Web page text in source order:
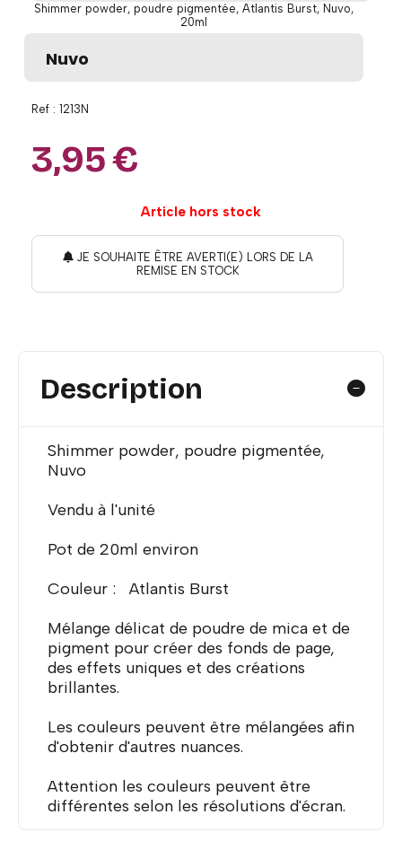
Shimmer powder, poudre pigmentée, Atlantis Burst, Nuvo,
20ml
Nuvo
Ref : 1213N
3,95€
Article hors stock
JE SOUHAITE ÊTRE AVERTI(E) LORS DE LA
REMISE EN STOCK
Description
Shimmer powder, poudre pigmentée,
Nuvo
Vendu à l'unité
Pot de 20ml environ
Couleur : Atlantis Burst
Mélange délicat de poudre de mica et de
pigment pour créer des fonds de page,
des effets uniques et des créations
brillantes.
Les couleurs peuvent être mélangées afin
d'obtenir d'autres nuances.
Attention les couleurs peuvent être
différentes selon les résolutions d'écran.